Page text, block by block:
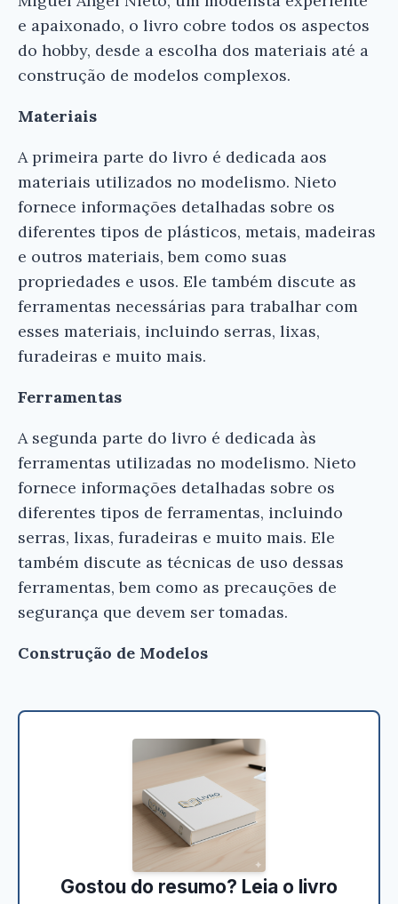
e apaixonado, o livro cobre todos os aspectos
do hobby, desde a escolha dos materiais até a
construção de modelos complexos.
Materiais
A primeira parte do livro é dedicada aos
materiais utilizados no modelismo. Nieto
fornece informações detalhadas sobre os
diferentes tipos de plásticos, metais, madeiras
e outros materiais, bem como suas
propriedades e usos. Ele também discute as
ferramentas necessárias para trabalhar com
esses materiais, incluindo serras, lixas,
furadeiras e muito mais.
Ferramentas
A segunda parte do livro é dedicada às
ferramentas utilizadas no modelismo. Nieto
fornece informações detalhadas sobre os
diferentes tipos de ferramentas, incluindo
serras, lixas, furadeiras e muito mais. Ele
também discute as técnicas de uso dessas
ferramentas, bem como as precauções de
segurança que devem ser tomadas.
Construção de Modelos
Gostou do resumo? Leia o livro